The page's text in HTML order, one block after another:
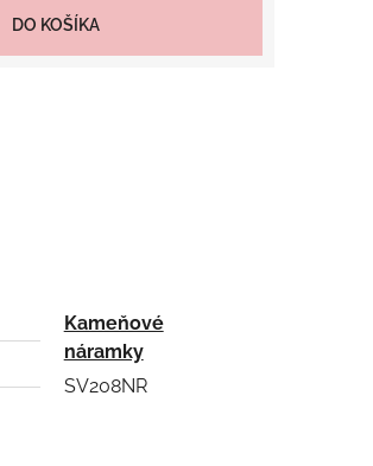
DO KOŠÍKA
Kameňové
náramky
SV208NR